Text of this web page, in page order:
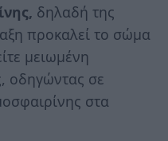
δηλαδή της
προκαλεί το σώμα
μειωμένη
οδηγώντας σε
στα